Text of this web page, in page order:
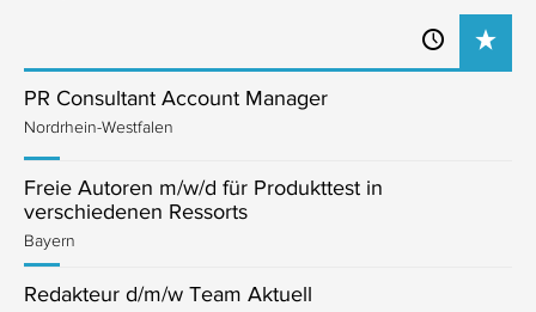
PR Consultant Account Manager
Nordrhein-Westfalen
Freie Autoren m/w/d für Produkttest in
verschiedenen Ressorts
Bayern
Redakteur d/m/w Team Aktuell